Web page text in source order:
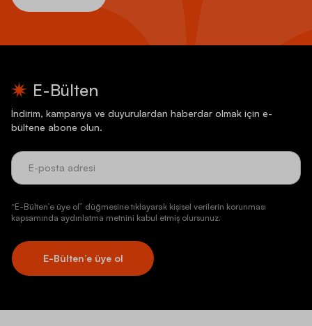
E-Bülten
İndirim, kampanya ve duyurulardan haberdar olmak için e-
bültene abone olun.
“E-Bülten’e üye ol” düğmesine tıklayarak kişisel verilerin korunması
kapsamında aydınlatma metnini kabul etmiş olursunuz.
E-Bülten’e üye ol